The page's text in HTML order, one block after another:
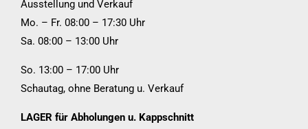
Ausstellung und Verkauf
Mo. – Fr. 08:00 – 17:30 Uhr
Sa. 08:00 – 13:00 Uhr
So. 13:00 – 17:00 Uhr
Schautag, ohne Beratung u. Verkauf
LAGER für Abholungen u. Kappschnitt